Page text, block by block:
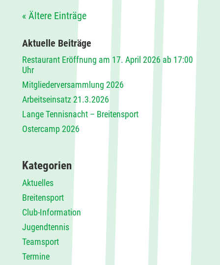
« Ältere Einträge
Aktuelle Beiträge
Restaurant Eröffnung am 17. April 2026 ab 17:00
Uhr
Mitgliederversammlung 2026
Arbeitseinsatz 21.3.2026
Lange Tennisnacht – Breitensport
Ostercamp 2026
Kategorien
Aktuelles
Breitensport
Club-Information
Jugendtennis
Teamsport
Termine